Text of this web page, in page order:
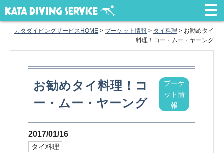
カタダイビングサービスHOME > プーケット情報 > タイ料理 > お勧めタイ
料理！コー・ムー・ヤーング
お勧めタイ料理！コ
ー・ムー・ヤーング
プーケ
ット情
報
2017/01/16
タイ料理